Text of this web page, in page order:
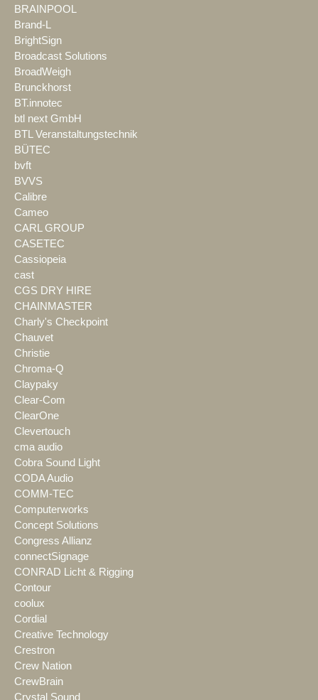
BRAINPOOL
Brand-L
BrightSign
Broadcast Solutions
BroadWeigh
Brunckhorst
BT.innotec
btl next GmbH
BTL Veranstaltungstechnik
BÜTEC
bvft
BVVS
Calibre
Cameo
CARL GROUP
CASETEC
Cassiopeia
cast
CGS DRY HIRE
CHAINMASTER
Charly's Checkpoint
Chauvet
Christie
Chroma-Q
Claypaky
Clear-Com
ClearOne
Clevertouch
cma audio
Cobra Sound Light
CODA Audio
COMM-TEC
Computerworks
Concept Solutions
Congress Allianz
connectSignage
CONRAD Licht & Rigging
Contour
coolux
Cordial
Creative Technology
Crestron
Crew Nation
CrewBrain
Crystal Sound